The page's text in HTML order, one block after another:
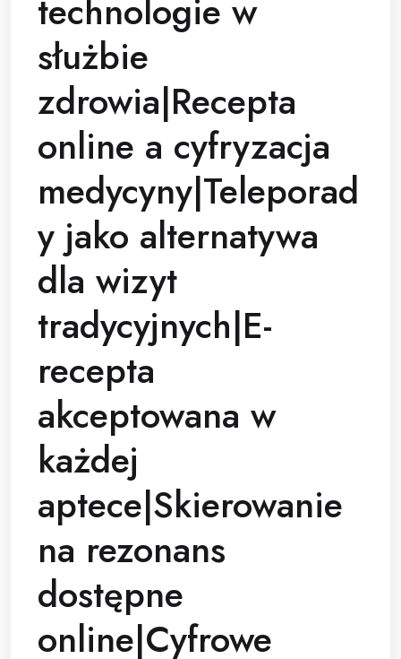
technologie w
służbie
zdrowia|Recepta
online a cyfryzacja
medycyny|Teleporad
y jako alternatywa
dla wizyt
tradycyjnych|E-
recepta
akceptowana w
każdej
aptece|Skierowanie
na rezonans
dostępne
online|Cyfrowe